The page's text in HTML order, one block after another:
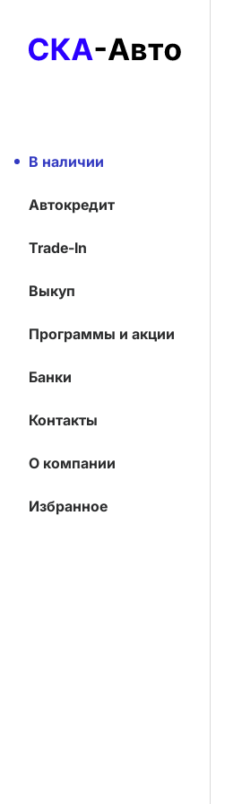
В наличии
Автокредит
Trade-In
Выкуп
Программы и акции
Банки
Контакты
О компании
Избранное